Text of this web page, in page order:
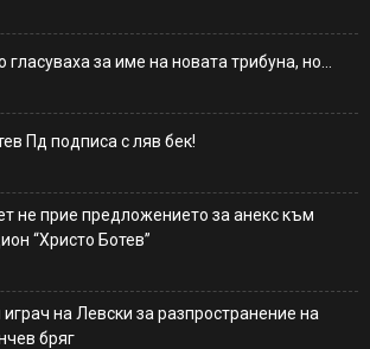
за име на новата трибуна, но…
Пд подписа с ляв бек!
не прие предложението за анекс към
“Христо Ботев”
на Левски за разпространение на
бряг